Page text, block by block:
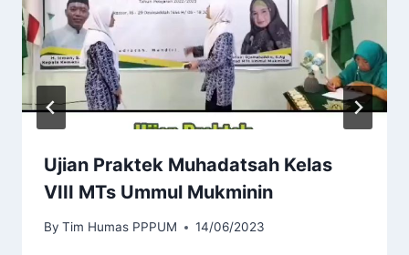
Ujian Praktek Muhadatsah Kelas
VIII MTs Ummul Mukminin
By Tim Humas PPPUM 14/06/2023